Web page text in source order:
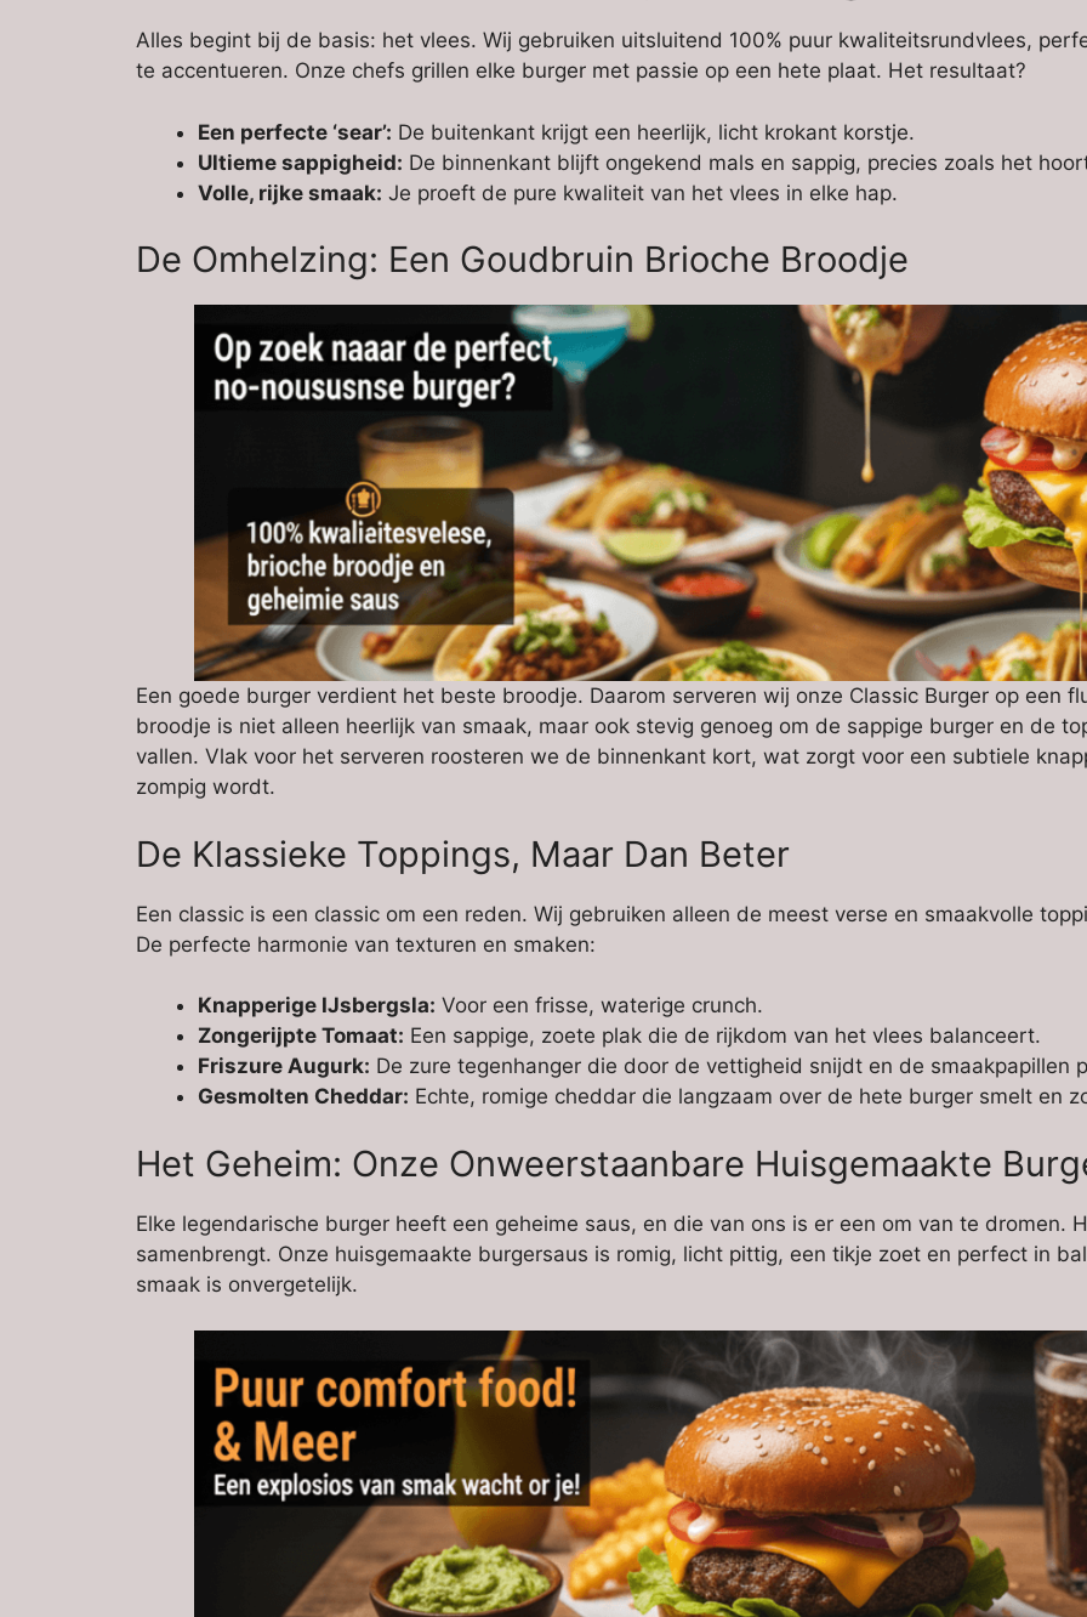
Alles begint bij de basis: het vlees. Wij gebruiken uitsluitend 100% puur kwaliteitsrundvlees,
te accentueren. Onze chefs grillen elke burger met passie op een hete plaat. Het resultaat?
Een perfecte ‘sear’: De buitenkant krijgt een heerlijk, licht krokant korstje.
Ultieme sappigheid: De binnenkant blijft ongekend mals en sappig, precies zoals het
Volle, rijke smaak: Je proeft de pure kwaliteit van het vlees in elke hap.
De Omhelzing: Een Goudbruin Brioche Broodje
Een goede burger verdient het beste broodje. Daarom serveren wij onze Classic Burger op een
broodje is niet alleen heerlijk van smaak, maar ook stevig genoeg om de sappige burger en de
vallen. Vlak voor het serveren roosteren we de binnenkant kort, wat zorgt voor een subtiele
zompig wordt.
De Klassieke Toppings, Maar Dan Beter
Een classic is een classic om een reden. Wij gebruiken alleen de meest verse en smaakvolle
De perfecte harmonie van texturen en smaken:
Knapperige IJsbergsla: Voor een frisse, waterige crunch.
Zongerijpte Tomaat: Een sappige, zoete plak die de rijkdom van het vlees balanceert.
Friszure Augurk: De zure tegenhanger die door de vettigheid snijdt en de smaakpapillen
Gesmolten Cheddar: Echte, romige cheddar die langzaam over de hete burger smelt en
Het Geheim: Onze Onweerstaanbare Huisgemaakte
Elke legendarische burger heeft een geheime saus, en die van ons is er een om van te dromen.
samenbrengt. Onze huisgemaakte burgersaus is romig, licht pittig, een tikje zoet en perfect in
smaak is onvergetelijk.